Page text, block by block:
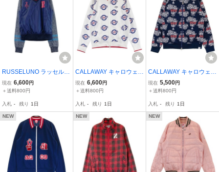
RUSSELUNO ラッセルノ
RSW-132120 袖切替蓄熱
ブルゾン ネイビー系 1 [2
ェア レディース
現在 6,600円
＋送料800円
入札 - 残り 1日
CALLAWAY キャロウェイ
ジップジャケット ラウン
デルプリント ホワイト系
フウェア レディース
現在 6,600円
＋送料800円
入札 - 残り 1日
CALLAWAY キャロウェイ
フルジップジャケット ネ
イビー系 L [2400012196
ース
現在 5,500円
＋送料800円
入札 - 残り 1日
NEW NEW NEW